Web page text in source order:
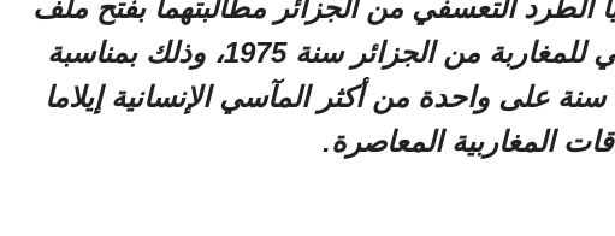
الطرد التعسفي من الجزائر مطالبتهما بفتح ملف
الطرد الجماعي للمغاربة من الجزائر سنة 1975، وذلك بمناسبة
على واحدة من أكثر المآسي الإنسانية إيلاما
المغاربية المعاصرة.